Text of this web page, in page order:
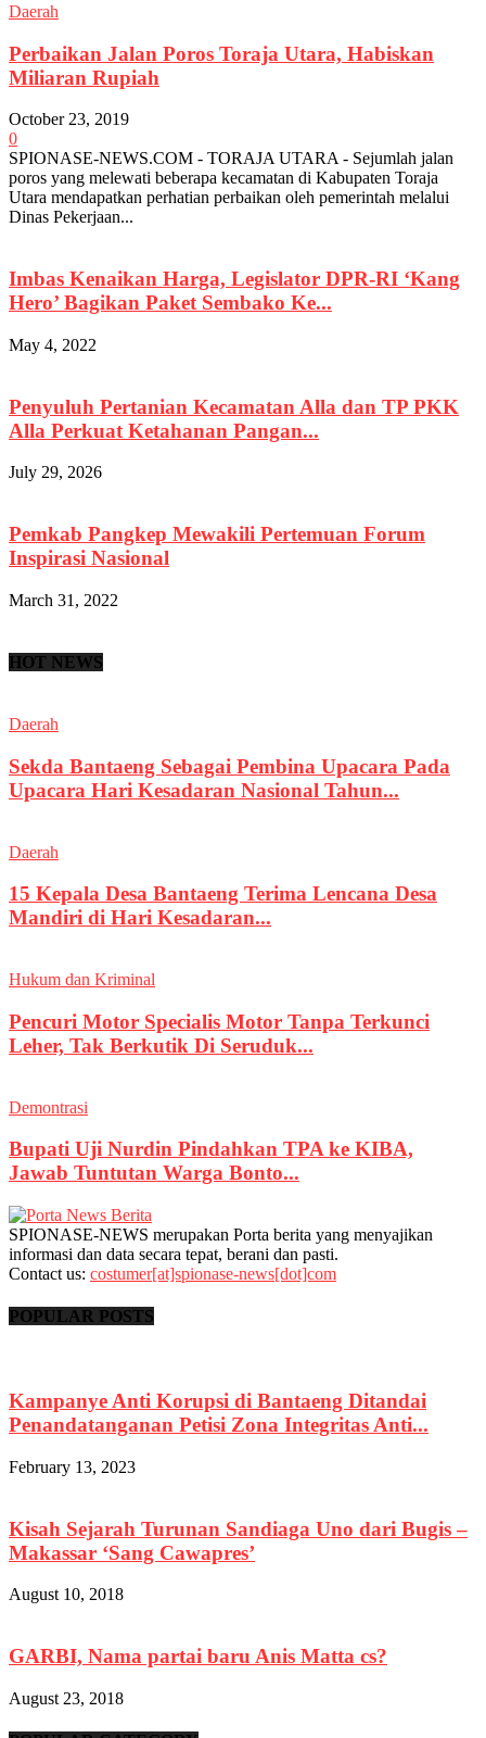
Daerah
Perbaikan Jalan Poros Toraja Utara, Habiskan
Miliaran Rupiah
October 23, 2019
0
SPIONASE-NEWS.COM - TORAJA UTARA - Sejumlah jalan
poros yang melewati beberapa kecamatan di Kabupaten Toraja
Utara mendapatkan perhatian perbaikan oleh pemerintah melalui
Dinas Pekerjaan...
Imbas Kenaikan Harga, Legislator DPR-RI ‘Kang
Hero’ Bagikan Paket Sembako Ke...
May 4, 2022
Penyuluh Pertanian Kecamatan Alla dan TP PKK
Alla Perkuat Ketahanan Pangan...
July 29, 2026
Pemkab Pangkep Mewakili Pertemuan Forum
Inspirasi Nasional
March 31, 2022
HOT NEWS
Daerah
Sekda Bantaeng Sebagai Pembina Upacara Pada
Upacara Hari Kesadaran Nasional Tahun...
Daerah
15 Kepala Desa Bantaeng Terima Lencana Desa
Mandiri di Hari Kesadaran...
Hukum dan Kriminal
Pencuri Motor Specialis Motor Tanpa Terkunci
Leher, Tak Berkutik Di Seruduk...
Demontrasi
Bupati Uji Nurdin Pindahkan TPA ke KIBA,
Jawab Tuntutan Warga Bonto...
SPIONASE-NEWS merupakan Porta berita yang menyajikan
informasi dan data secara tepat, berani dan pasti.
Contact us: costumer[at]spionase-news[dot]com
POPULAR POSTS
Kampanye Anti Korupsi di Bantaeng Ditandai
Penandatanganan Petisi Zona Integritas Anti...
February 13, 2023
Kisah Sejarah Turunan Sandiaga Uno dari Bugis –
Makassar ‘Sang Cawapres’
August 10, 2018
GARBI, Nama partai baru Anis Matta cs?
August 23, 2018